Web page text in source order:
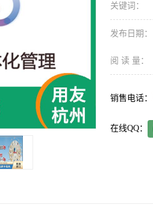
关键词：
发布日期：
阅 读 量：
销售电话：
在线QQ：